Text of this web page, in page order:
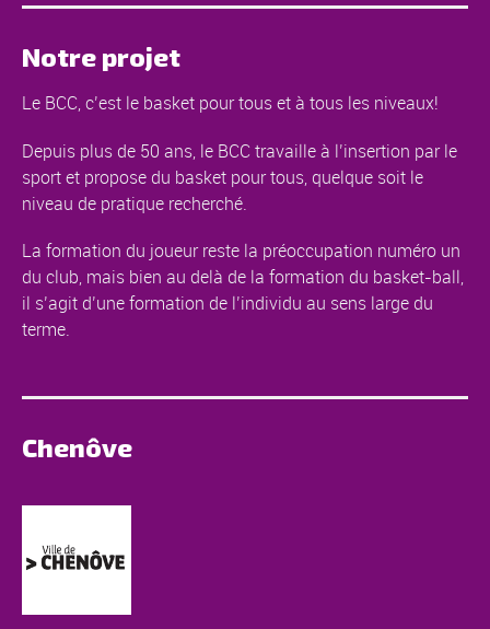
Notre projet
Le BCC, c’est le basket pour tous et à tous les niveaux!
Depuis plus de 50 ans, le BCC travaille à l’insertion par le
sport et propose du basket pour tous, quelque soit le
niveau de pratique recherché.
La formation du joueur reste la préoccupation numéro un
du club, mais bien au delà de la formation du basket-ball,
il s’agit d’une formation de l’individu au sens large du
terme.
Chenôve